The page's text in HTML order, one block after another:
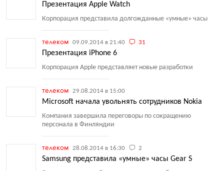
Презентация Apple Watch
Корпорация представила долгожданные «умные» часы
телеком 09.09.2014 в 21:40 31
Презентация iPhone 6
Корпорация Apple представляет новые разработки
телеком 29.08.2014 в 15:00
Microsoft начала увольнять сотрудников Nokia
Компания завершила переговоры по сокращению
персонала в Финляндии
телеком 28.08.2014 в 16:30 2
Samsung представила «умные» часы Gear S